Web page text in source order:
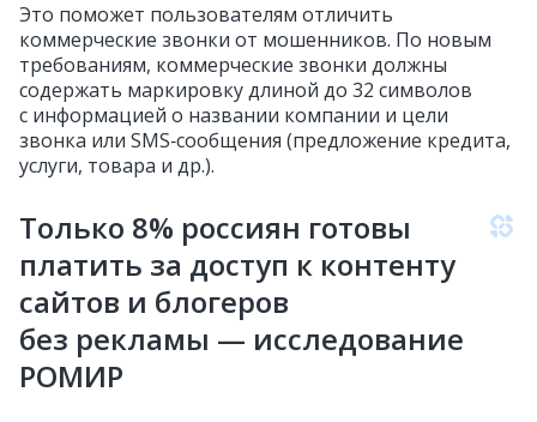
Это поможет пользователям отличить
коммерческие звонки от мошенников. По новым
требованиям, коммерческие звонки должны
содержать маркировку длиной до 32 символов
с информацией о названии компании и цели
звонка или SMS‑сообщения (предложение кредита,
услуги, товара и др.).
Только 8% россиян готовы
платить за доступ к контенту
сайтов и блогеров
без рекламы — исследование
РОМИР